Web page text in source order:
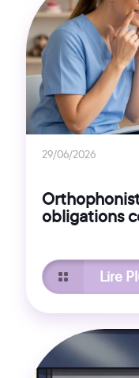
29/06/2026
obligations
Lire